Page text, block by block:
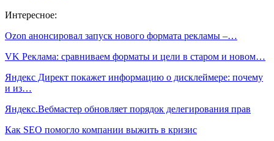
Интересное:
Ozon анонсировал запуск нового формата рекламы –…
VK Реклама: сравниваем форматы и цели в старом и новом…
Яндекс Директ покажет информацию о дисклеймере: почему
и из…
Яндекс.Вебмастер обновляет порядок делегирования прав
Как SEO помогло компании выжить в кризис